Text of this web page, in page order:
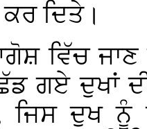
ਦਿਤੇ।
ਵਿੱਚ ਜਾਣ
ਗਏ ਦੁਖਾਂ
ਜਿਸ ਦੁਖ